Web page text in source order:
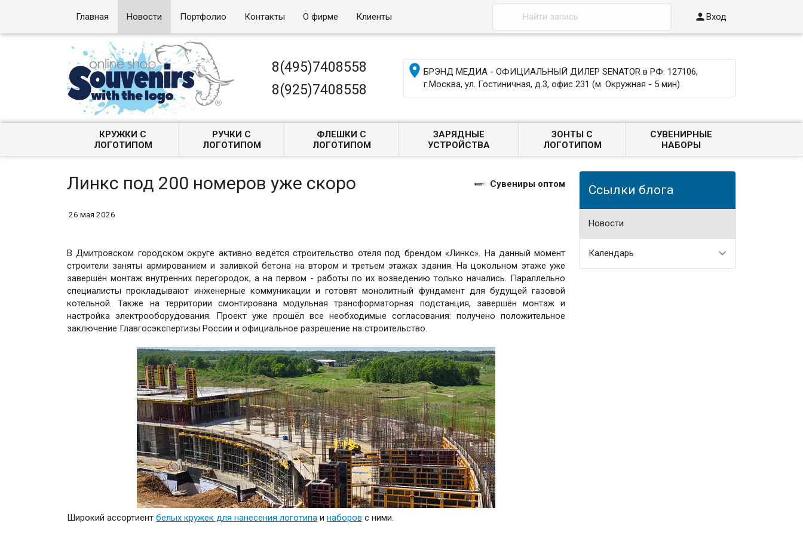
Главная Новости Портфолио Контакты О фирме Клиенты Вход
8(495)7408558
8(925)7408558
БРЭНД МЕДИА - ОФИЦИАЛЬНЫЙ ДИЛЕР SENATOR в РФ: 127106,
г.Москва, ул. Гостиничная, д.3, офис 231 (м. Окружная - 5 мин)
КРУЖКИ С
ЛОГОТИПОМ
РУЧКИ С
ЛОГОТИПОМ
ФЛЕШКИ С
ЛОГОТИПОМ
ЗАРЯДНЫЕ
УСТРОЙСТВА
ЗОНТЫ С
ЛОГОТИПОМ
СУВЕНИРНЫЕ
НАБОРЫ
Ссылки блога
Новости
Календарь
Линкс под 200 номеров уже скоро Сувениры оптом
26 мая 2026
В Дмитровском городском округе активно ведётся строительство отеля под брендом «Линкс». На данный момент
строители заняты армированием и заливкой бетона на втором и третьем этажах здания. На цокольном этаже уже
завершён монтаж внутренних перегородок, а на первом - работы по их возведению только начались. Параллельно
специалисты прокладывают инженерные коммуникации и готовят монолитный фундамент для будущей газовой
котельной. Также на территории смонтирована модульная трансформаторная подстанция, завершён монтаж и
настройка электрооборудования. Проект уже прошёл все необходимые согласования: получено положительное
заключение Главгосэкспертизы России и официальное разрешение на строительство.
Широкий ассортиентбелых кружек для нанесения логотипа инаборов с ними.